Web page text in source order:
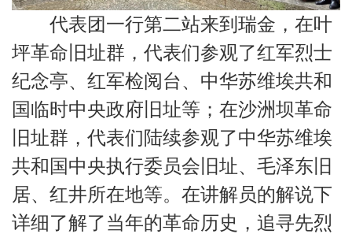
代表团一行第二站来到瑞金，在叶
坪革命旧址群，代表们参观了红军烈士
纪念亭、红军检阅台、中华苏维埃共和
国临时中央政府旧址等；在沙洲坝革命
旧址群，代表们陆续参观了中华苏维埃
共和国中央执行委员会旧址、毛泽东旧
居、红井所在地等。在讲解员的解说下
详细了解了当年的革命历史，追寻先烈